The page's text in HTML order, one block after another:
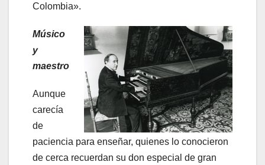
Colombia».
Músico
y
maestro
Aunque
carecía
de
paciencia para enseñar, quienes lo conocieron
de cerca recuerdan su don especial de gran